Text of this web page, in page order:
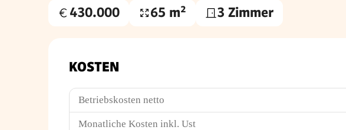
Kaufpreis
430.000
Wohnfläche
65 m² 3 Zimmer
KOSTEN
Betriebskosten netto
Monatliche Kosten inkl. Ust